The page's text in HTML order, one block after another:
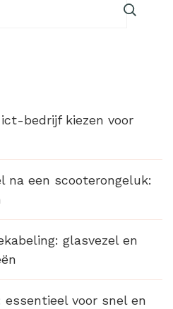
bedrijf kiezen voor
na een scooterongeluk:
glasvezel en
essentieel voor snel en